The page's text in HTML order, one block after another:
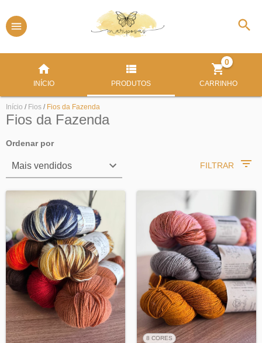
INÍCIO PRODUTOS CARRINHO
0
Início / Fios / Fios da Fazenda
Fios da Fazenda
Ordenar por
FILTRAR
8 CORES